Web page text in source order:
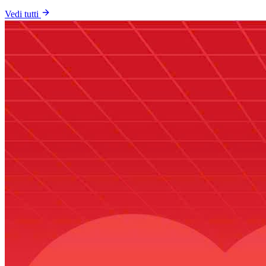
Vedi tutti